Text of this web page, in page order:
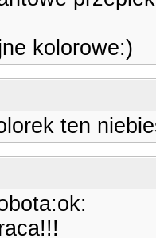
kolorowe:)
ten